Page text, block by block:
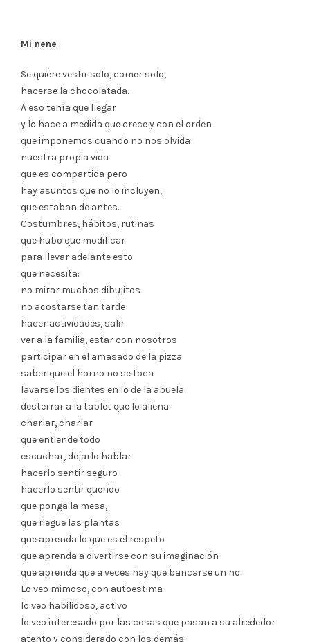
Mi nene
Se quiere vestir solo, comer solo,
hacerse la chocolatada.
A eso tenía que llegar
y lo hace a medida que crece y con el orden
que imponemos cuando no nos olvida
nuestra propia vida
que es compartida pero
hay asuntos que no lo incluyen,
que estaban de antes.
Costumbres, hábitos, rutinas
que hubo que modificar
para llevar adelante esto
que necesita:
no mirar muchos dibujitos
no acostarse tan tarde
hacer actividades, salir
ver a la familia, estar con nosotros
participar en el amasado de la pizza
saber que el horno no se toca
lavarse los dientes en lo de la abuela
desterrar a la tablet que lo aliena
charlar, charlar
que entiende todo
escuchar, dejarlo hablar
hacerlo sentir seguro
hacerlo sentir querido
que ponga la mesa,
que riegue las plantas
que aprenda lo que es el respeto
que aprenda a divertirse con su imaginación
que aprenda que a veces hay que bancarse un no.
Lo veo mimoso, con autoestima
lo veo habilidoso, activo
lo veo interesado por las cosas que pasan a su alrededor
atento y considerado con los demás.